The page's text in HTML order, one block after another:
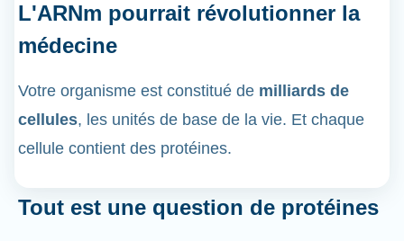
L'ARNm pourrait révolutionner la
médecine
Votre organisme est constitué de milliards de
cellules, les unités de base de la vie. Et chaque
cellule contient des protéines.
Tout est une question de protéines